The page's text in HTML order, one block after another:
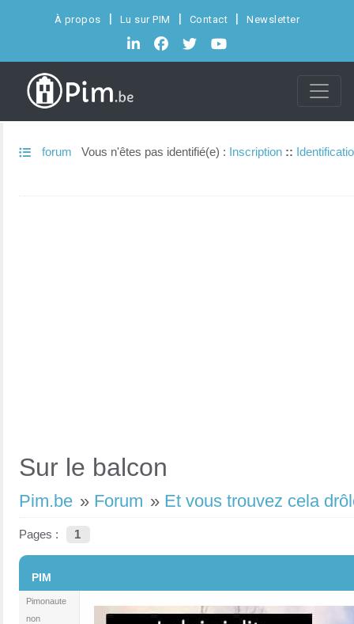
À propos Lu sur PIM Contact Newsletter
forum Vous n'êtes pas identifié(e) : Inscription ::
Sur le balcon
Pim.be » Forum » Et vous trouvez cela
Pages : 1
PIM
Pimonaute
non